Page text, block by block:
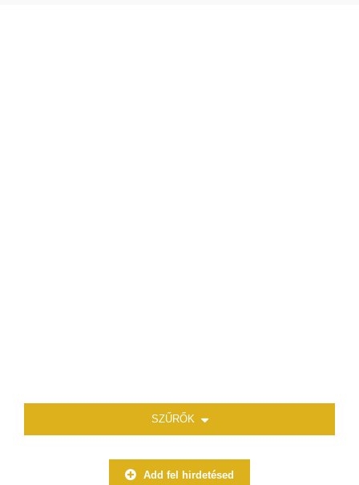
SZŰRŐK
Add fel hirdetésed